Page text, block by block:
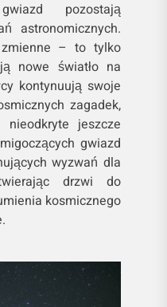
pozostają
astronomicznych.
zmienne – to tylko
nowe światło na
kontynuują swoje
zagadek,
jeszcze
gwiazd
wyzwań dla
drzwi do
kosmicznego